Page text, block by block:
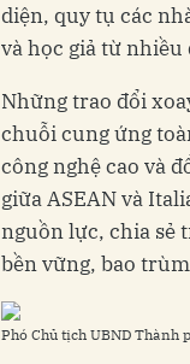
diện, quy tụ các
và học giả từ nhiều
Những trao đổi
chuỗi cung ứng
công nghệ cao và
giữa ASEAN và
nguồn lực, chia sẻ
bền vững, bao
Phó Chủ tịch UBND Thành